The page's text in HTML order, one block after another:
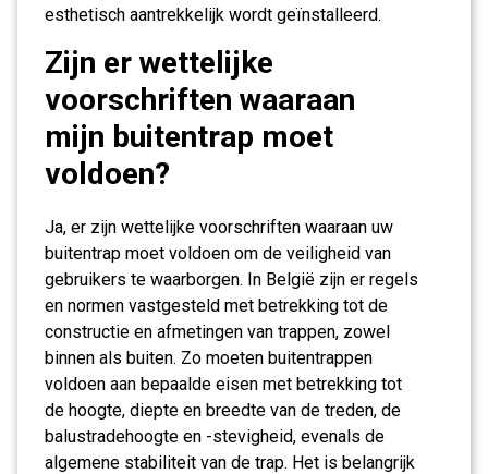
esthetisch aantrekkelijk wordt geïnstalleerd.
Zijn er wettelijke
voorschriften waaraan
mijn buitentrap moet
voldoen?
Ja, er zijn wettelijke voorschriften waaraan uw
buitentrap moet voldoen om de veiligheid van
gebruikers te waarborgen. In België zijn er regels
en normen vastgesteld met betrekking tot de
constructie en afmetingen van trappen, zowel
binnen als buiten. Zo moeten buitentrappen
voldoen aan bepaalde eisen met betrekking tot
de hoogte, diepte en breedte van de treden, de
balustradehoogte en -stevigheid, evenals de
algemene stabiliteit van de trap. Het is belangrijk